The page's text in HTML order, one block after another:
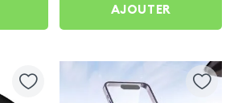
AJOUTER